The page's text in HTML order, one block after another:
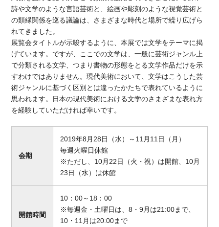
詩や文学のような言語芸術と、絵画や彫刻のような視覚芸術と
の類縁関係を巡る議論は、さまざまな時代と場所で繰り広げら
れてきました。
展覧会タイトルが示唆するように、本展では文学をテーマに掲
げています。ですが、ここでの文学は、一般に芸術ジャンル上
で分類される文学、つまり書物の形態をとる文学作品だけを示
すわけではありません。現代美術において、文学はこうした芸
術ジャンルに基づく区別とは違ったかたちで表れているように
思われます。日本の現代美術における文学のさまざまな表れ方
を経験していただければ幸いです。
会期
2019年8月28日（水）～11月11日（月）
毎週火曜日休館
※ただし、10月22日（火・祝）は開館、10月
23日（水）は休館
開館時間
10：00～18：00
※毎週金・土曜日は、8・9月は21:00まで、
10・11月は20:00まで